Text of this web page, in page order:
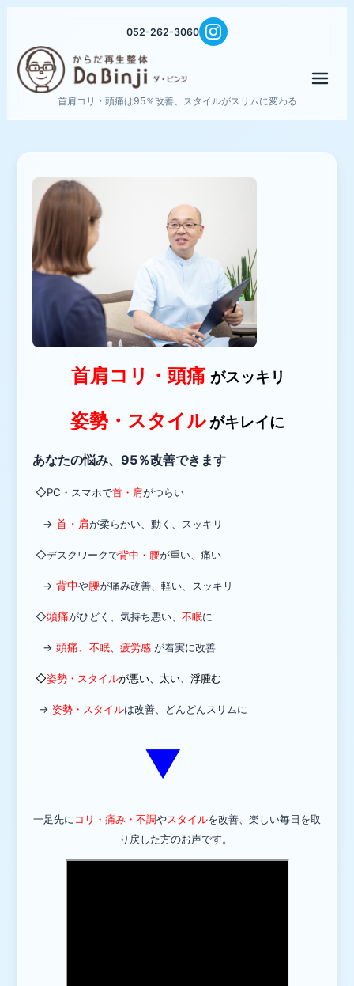
052-262-3060
首肩コリ・頭痛は95％改善、スタイルがスリムに変わる
首肩コリ・ 頭痛 がスッキリ
姿勢・スタイルがキレイに
あなたの悩み、95％改善できます
◇PC・スマホで首・肩がつらい
→ 首・肩が柔らかい、動く、スッキリ
◇デスクワークで背中・腰が重い、痛い
→ 背中や腰が痛み改善、軽い、ス ッキリ
◇頭痛がひどく、気持ち悪い、 不眠に
→ 頭痛 不眠、 疲労感 が着実に改善
◇姿勢・スタイルが悪い、太い、浮腫む
→ 姿勢・ スタイルは改善、どんどんスリムに
▼
一足先に コリ・痛み・不調やスタイルを改善、 楽しい毎日を取
り戻した方のお声です。